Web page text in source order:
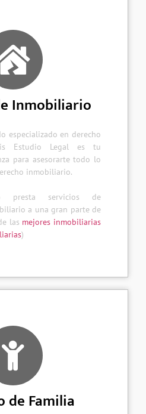
Inmobiliario
especializado en derecho
Estudio Legal es tu
para asesorarte todo lo
inmobiliario.
presta servicios de
a una gran parte de
las mejores inmobiliarias
)
de Familia